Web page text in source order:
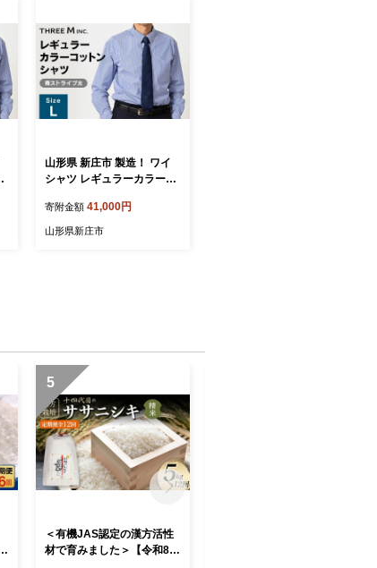
山形県 新庄市 製造！ ワイ
シャツ レギュラーカラーコ
Lサイズ 綿100％ 長袖 紳士
用 日本製 メイドインジャパ
寄附金額 41,000円
山形県新庄市
5
＜有機JAS認定の漢方活性
材で育みました＞【令和8年